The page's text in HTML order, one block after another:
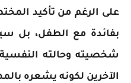
على الرغم من تأكيد
بفائدة مع الطفل، بل
شخصيته وحالته
الآخرين لكونه يشعره